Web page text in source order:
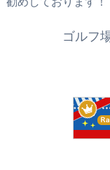
ゴルフ